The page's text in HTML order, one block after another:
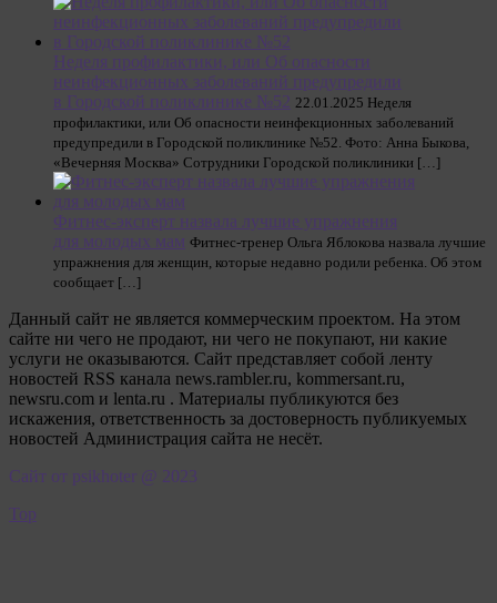
Неделя профилактики, или Об опасности
неинфекционных заболеваний предупредили
в Городской поликлинике №52 22.01.2025 Неделя
профилактики, или Об опасности неинфекционных заболеваний
предупредили в Городской поликлинике №52. Фото: Анна Быкова,
«Вечерняя Москва» Сотрудники Городской поликлиники […]
Фитнес-эксперт назвала лучшие упражнения
для молодых мам Фитнес-тренер Ольга Яблокова назвала лучшие
упражнения для женщин, которые недавно родили ребенка. Об этом
сообщает […]
Данный сайт не является коммерческим проектом. На этом
сайте ни чего не продают, ни чего не покупают, ни какие
услуги не оказываются. Сайт представляет собой ленту
новостей RSS канала news.rambler.ru, kommersant.ru,
newsru.com и lenta.ru . Материалы публикуются без
искажения, ответственность за достоверность публикуемых
новостей Администрация сайта не несёт.
Сайт от psikhoter @ 2023
Top